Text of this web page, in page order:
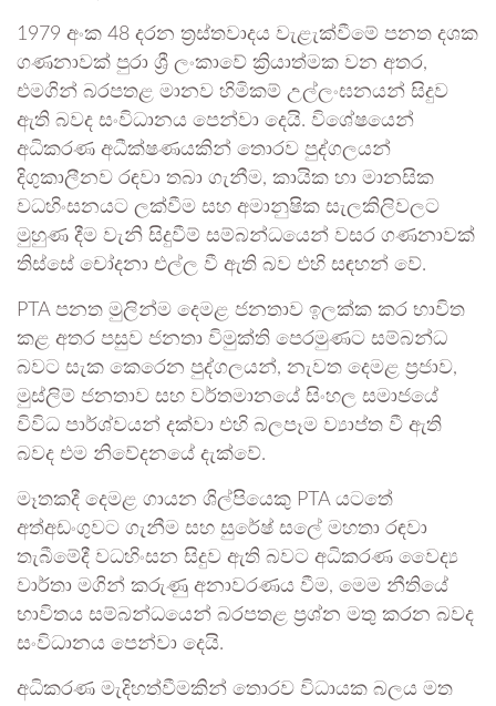
1979 අංක 48 දරන ත්‍රස්තවාදය වැළැක්වීමේ පනත දශක
ගණනාවක් පුරා ශ්‍රී ලංකාවේ ක්‍රියාත්මක වන අතර,
එමගින් බරපතළ මානව හිමිකම් උල්ලංඝනයන් සිදුව
ඇති බවද සංවිධානය පෙන්වා දෙයි. විශේෂයෙන්
අධිකරණ අධීක්ෂණයකින් තොරව පුද්ගලයන්
දිගුකාලීනව රඳවා තබා ගැනීම, කායික හා මානසික
වධහිංසනයට ලක්වීම සහ අමානුෂික සැලකිලිවලට
මුහුණ දීම වැනි සිදුවීම් සම්බන්ධයෙන් වසර ගණනාවක්
තිස්සේ චෝදනා එල්ල වී ඇති බව එහි සඳහන් වේ.
PTA පනත මුලින්ම දෙමළ ජනතාව ඉලක්ක කර භාවිත
කළ අතර පසුව ජනතා විමුක්ති පෙරමුණට සම්බන්ධ
බවට සැක කෙරෙන පුද්ගලයන්, නැවත දෙමළ ප්‍රජාව,
මුස්ලිම් ජනතාව සහ වර්තමානයේ සිංහල සමාජයේ
විවිධ පාර්ශ්වයන් දක්වා එහි බලපෑම ව්‍යාප්ත වී ඇති
බවද එම නිවේදනයේ දැක්වේ.
මෑතකදී දෙමළ ගායන ශිල්පියෙකු PTA යටතේ
අත්අඩංගුවට ගැනීම සහ සුරේෂ් සලේ මහතා රඳවා
තැබීමේදී වධහිංසන සිදුව ඇති බවට අධිකරණ වෛද්‍ය
වාර්තා මගින් කරුණු අනාවරණය වීම, මෙම නීතියේ
භාවිතය සම්බන්ධයෙන් බරපතළ ප්‍රශ්න මතු කරන බවද
සංවිධානය පෙන්වා දෙයි.
අධිකරණ මැදිහත්වීමකින් තොරව විධායක බලය මත